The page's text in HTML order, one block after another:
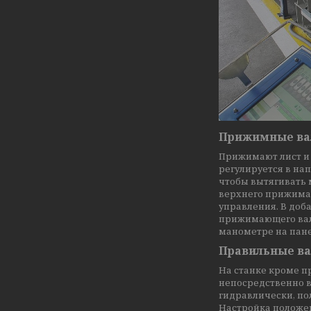
Прижимные
Прижимают лист
регулируется в
чтобы вытягивать
верхнего
управления. В
прижимающего
манометре на
Правильные
На станке кроме
непосредственно
гидравлически,
Настройка